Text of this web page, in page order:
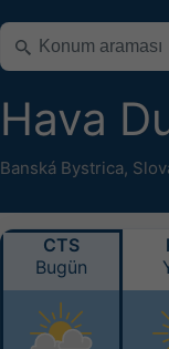
Hava
Banská Bystrica,
CTS
Bugün